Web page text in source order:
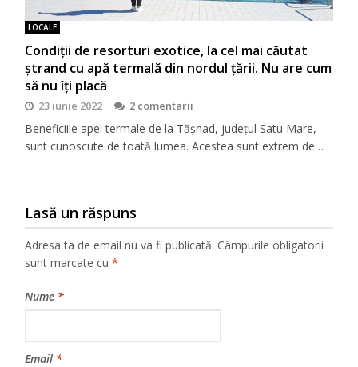
LOCALE
Condiţii de resorturi exotice, la cel mai căutat
ştrand cu apă termală din nordul ţării. Nu are cum
să nu îţi placă
23 iunie 2022 2 comentarii
Beneficiile apei termale de la Tășnad, județul Satu Mare,
sunt cunoscute de toată lumea. Acestea sunt extrem de…
Lasă un răspuns
Adresa ta de email nu va fi publicată. Câmpurile obligatorii
sunt marcate cu*
Nume *
Email *